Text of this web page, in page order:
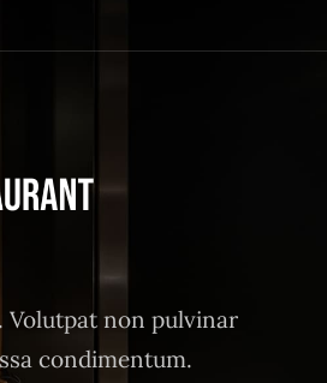
Volutpat non pulvinar
condimentum.